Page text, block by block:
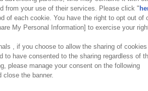
供について カスタマーハラスメント対応
from your use of their services. Please click "
of each cookie. You have the right to opt out of
My Personal Information] to exercise your
, if you choose to allow the sharing of cookies
to have consented to the sharing regardless of
please manage your consent on the following
close the banner.